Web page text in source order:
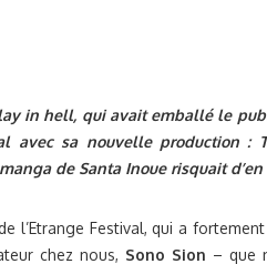
in hell, qui avait emballé le
avec sa nouvelle production :
de Santa Inoue risquait
l’Etrange Festival, qui a
chez nous, Sono Sion – que